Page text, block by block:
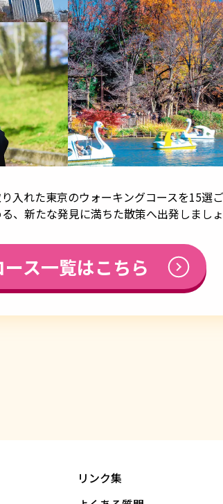
入れた東京のウォーキングコースを15選ご
、新たな発見に満ちた散策へ出発しましょ
ース一覧はこちら
リンク集